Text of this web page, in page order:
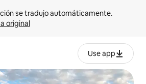
original
Use app